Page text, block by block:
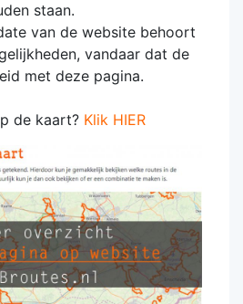
staan.
van de website behoort
vandaar dat de
met deze pagina.
de kaart? Klik HIER